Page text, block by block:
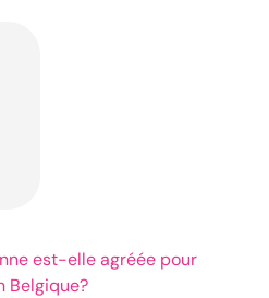
est-elle agréée pour
Belgique?